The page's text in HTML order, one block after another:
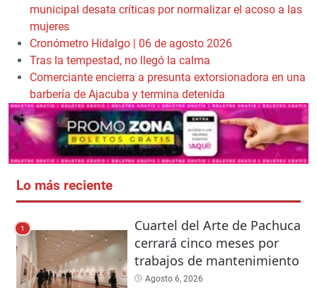
municipal desata críticas por normalizar el acoso a las
mujeres
Cronómetro Hidalgo | 06 de agosto 2026
Tras la tempestad, no llegó la calma
Comerciante encierra a presunta extorsionadora en una
barbería de Ajacuba y termina detenida
Lo más reciente
1
Cuartel del Arte de Pachuca
cerrará cinco meses por
trabajos de mantenimiento
Agosto 6, 2026